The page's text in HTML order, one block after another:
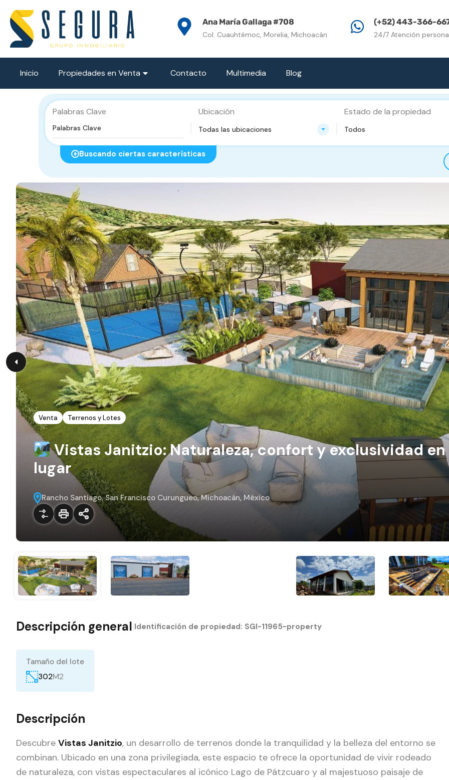
Propiedades
Ana María Gallaga #708
Col. Cuauhtémoc, Morelia, Michoacán
(+52) 443-366-
24/7 Atención
Inicio Propiedades en Venta Contacto Multimedia Blog
Palabras Clave Ubicación
Todas las ubicaciones
Estado de la propiedad
Todos
Buscando ciertas características
Venta Terrenos y Lotes
Vistas Janitzio: Naturaleza, confort y exclusividad en
lugar
Rancho Santiago, San Francisco Curungueo, Michoacán, México
Descripción general Identificación de propiedad: SGI-11965-property
Tamaño del lote
302M2
Descripción
Descubre Vistas Janitzio, un desarrollo de terrenos donde la tranquilidad y la belleza del entorno se
combinan. Ubicado en una zona privilegiada, este espacio te ofrece la oportunidad de vivir rodeado
de naturaleza, con vistas espectaculares al icónico Lago de Pátzcuaro y al majestuoso paisaje de